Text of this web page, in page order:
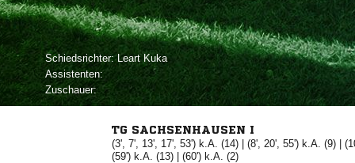
Schiedsrichter: 
Assistenten:
Zuschauer:
TG SACHSENHAUSEN I
(3', 7', 13', 17', 53') k.A. (14) | (8', 20', 55') k.A. (9) |
(59') k.A. (13) | (60') k.A. (2)